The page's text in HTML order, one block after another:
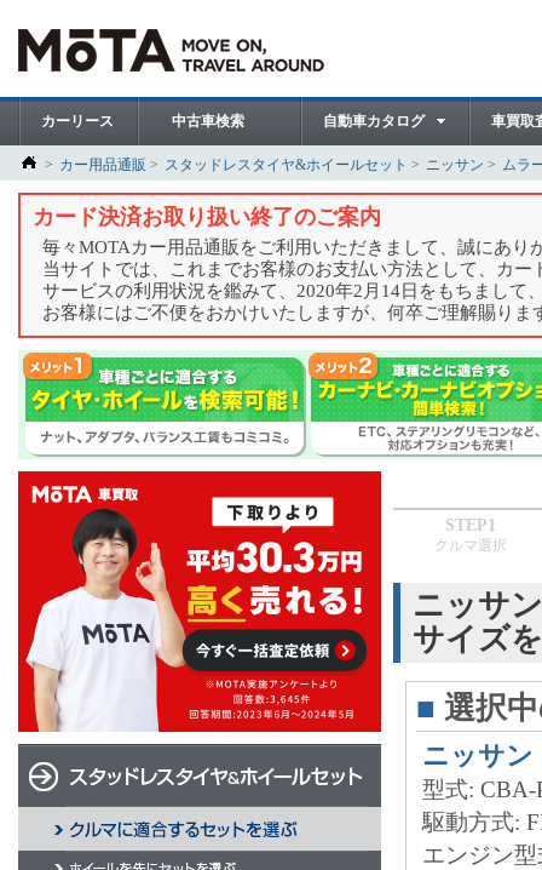
カーリース 中古車検索 自動車カタログ 車買取
カー用品通販 スタッドレスタイヤ&ホイールセット ニッサン ムラ
カード決済お取り扱い終了のご案内
毎々MOTAカー用品通販をご利用いただきまして、誠にあり
当サイトでは、これまでお客様のお支払い方法として、カ
サービスの利用状況を鑑みて、2020年2月14日をもちまし
お客様にはご不便をおかけいたしますが、何卒ご理解賜りま
STEP1
クルマ選択
ニッサ
サイズ
■ 選択
ニッサン
型式: CBA-
駆動方式:
エンジン